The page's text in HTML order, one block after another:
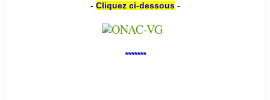
- Cliquez ci-dessous-
*******